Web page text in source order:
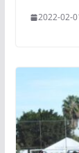
2022-02-